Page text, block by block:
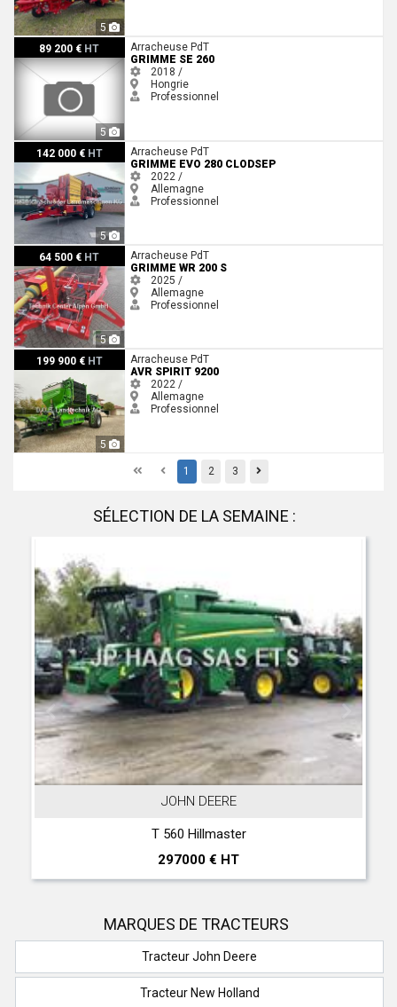
5
89 200 € HT
5
Grimme SE 260
Arracheuse PdT
GRIMME SE 260
2018 /
Hongrie
Professionnel
142 000 € HT
5
Grimme EVO 280 CLODSEPArracheuse PdT
GRIMME EVO 280 CLODSEP
2022 /
Allemagne
Professionnel
64 500 € HT
5
Grimme WR 200 S
Arracheuse PdT
GRIMME WR 200 S
2025 /
Allemagne
Professionnel
199 900 € HT
5
AVR Spirit 9200
Arracheuse PdT
AVR SPIRIT 9200
2022 /
Allemagne
Professionnel
FirstPrevious
1 2 3 Previous
SÉLECTION DE LA SEMAINE :
MARQUES DE TRACTEURS
Tracteur John Deere
Tracteur New Holland